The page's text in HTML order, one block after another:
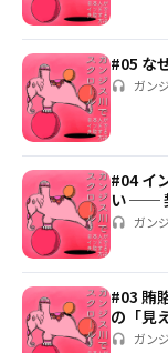
#05 な
ガン
#04 イ
い ──
ガン
#03 賄
の「見
ガン